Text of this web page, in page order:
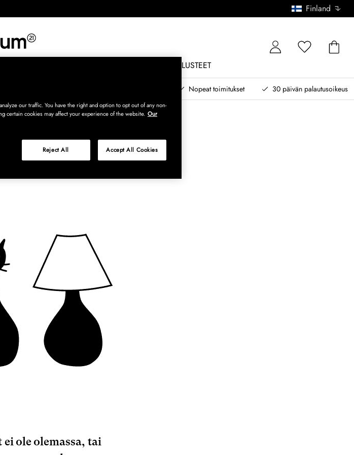
Finland
ULKOKALUSTEET
Nopeat toimitukset 30 päivän palautusoikeus
ole olemassa, tai
our traffic. You have the right and option to opt out of any non-
certain cookies may affect your experience of the website. Our
Reject All Accept All Cookies